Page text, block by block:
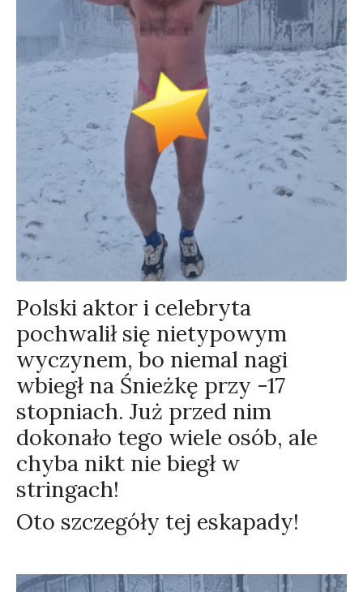
Polski aktor i celebryta
pochwalił się nietypowym
wyczynem, bo niemal nagi
wbiegł na Śnieżkę przy -17
stopniach. Już przed nim
dokonało tego wiele osób, ale
chyba nikt nie biegł w
stringach!
Oto szczegóły tej eskapady!